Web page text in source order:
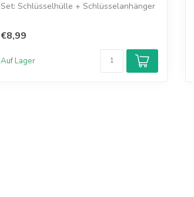
Set: Schlüsselhülle + Schlüsselanhänger
€8,99
Auf Lager